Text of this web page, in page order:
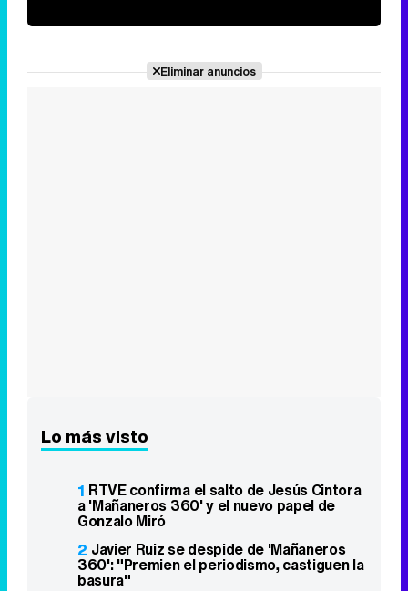
360': "Premien el periodismo, castiguen la
basura"
3 "¡A todo tren! Destino Asturias" en
Antena 3 lidera y "Harry Potter" pincha en
Cuatro
4 Charlie Gillespie y Justice Smith se
incorporan a la temporada 2 de 'Heated
Rivalry'